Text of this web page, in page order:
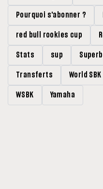
Pourquoi s'abonner ?
red bull rookies cup
Stats sup
Transferts World SBK
WSBK Yamaha